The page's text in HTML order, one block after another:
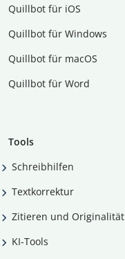
Quillbot für iOS
Quillbot für Windows
Quillbot für macOS
Quillbot für Word
Tools
Schreibhilfen
Textkorrektur
Zitieren und Originalität
KI-Tools